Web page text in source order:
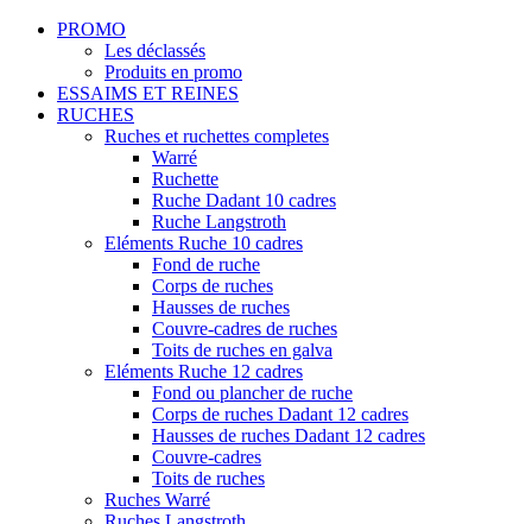
PROMO
Les déclassés
Produits en promo
ESSAIMS ET REINES
RUCHES
Ruches et ruchettes completes
Warré
Ruchette
Ruche Dadant 10 cadres
Ruche Langstroth
Eléments Ruche 10 cadres
Fond de ruche
Corps de ruches
Hausses de ruches
Couvre-cadres de ruches
Toits de ruches en galva
Eléments Ruche 12 cadres
Fond ou plancher de ruche
Corps de ruches Dadant 12 cadres
Hausses de ruches Dadant 12 cadres
Couvre-cadres
Toits de ruches
Ruches Warré